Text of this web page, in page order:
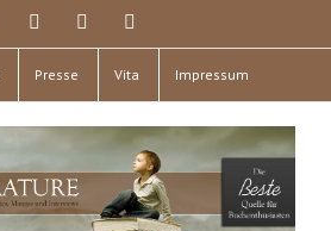
Presse Vita Impressum